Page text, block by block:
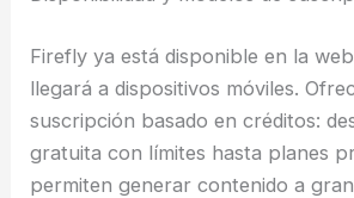
Firefly ya está disponible en la
llegará a dispositivos móviles.
suscripción basado en créditos:
gratuita con límites hasta planes
permiten generar contenido a